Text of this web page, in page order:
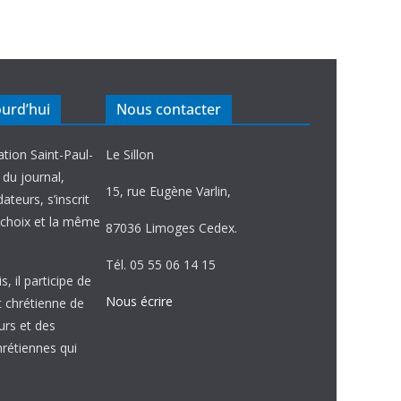
Saint-Paul-
journal,
s’inscrit
et la même
il participe de
chrétienne de
et des
qui
Nous contacter
Le Sillon
15, rue Eugène Varlin,
87036 Limoges Cedex.
Tél. 05 55 06 14 15
Nous écrire